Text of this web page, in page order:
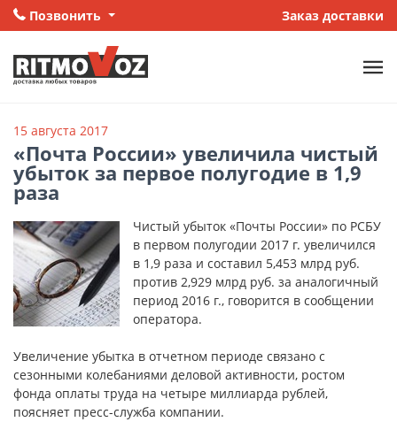
Позвонить Заказ доставки
15 августа 2017
«Почта России» увеличила чистый
убыток за первое полугодие в 1,9
раза
Чистый убыток «Почты России» по РСБУ
в первом полугодии 2017 г. увеличился
в 1,9 раза и составил 5,453 млрд руб.
против 2,929 млрд руб. за аналогичный
период 2016 г., говорится в сообщении
оператора.
Увеличение убытка в отчетном периоде связано с
сезонными колебаниями деловой активности, ростом
фонда оплаты труда на четыре миллиарда рублей,
поясняет пресс-служба компании.